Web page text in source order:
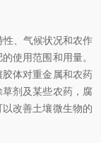
性、气候状况和农作
使用范围和用量。
体对重金属和农药
剂及某些农药，腐
改善土壤微生物的